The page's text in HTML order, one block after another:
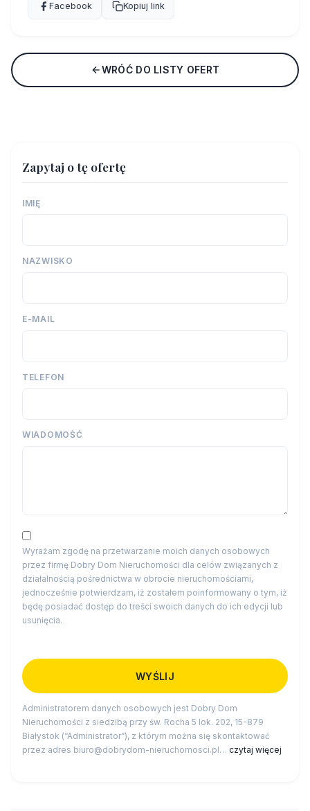
Facebook Kopiuj link
WRÓĆ DO LISTY OFERT
Zapytaj o tę ofertę
IMIĘ
NAZWISKO
E-MAIL
TELEFON
WIADOMOŚĆ
Wyrażam zgodę na przetwarzanie moich danych osobowych
przez firmę Dobry Dom Nieruchomości dla celów związanych z
działalnością pośrednictwa w obrocie nieruchomościami,
jednocześnie potwierdzam, iż zostałem poinformowany o tym, iż
będę posiadać dostęp do treści swoich danych do ich edycji lub
usunięcia.
Administratorem danych osobowych jest Dobry Dom
Nieruchomości z siedzibą przy św. Rocha 5 lok. 202, 15-879
Białystok (“Administrator”), z którym można się skontaktować
przez adres biuro@dobrydom-nieruchomosci.pl… czytaj więcej